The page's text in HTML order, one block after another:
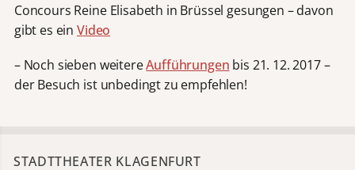
Concours Reine Elisabeth in Brüssel gesungen – davon
gibt es ein Video
– Noch sieben weitereAufführungen bis 21. 12. 2017 –
der Besuch ist unbedingt zu empfehlen!
STADTTHEATER KLAGENFURT